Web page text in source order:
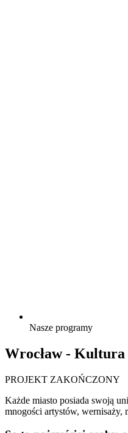
Nasze programy
Wrocław - Kultura
PROJEKT ZAKOŃCZONY
Każde miasto posiada swoją
mnogości artystów, wernisaży,